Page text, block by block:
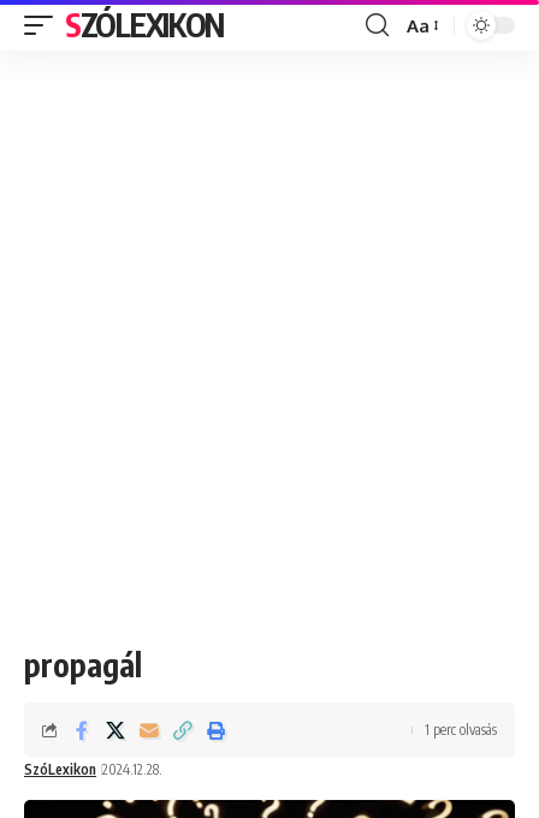
SZÓLEXIKON
Font
Aa
propagál
SzóLexikon 2024.12.28.
1 perc olvasás